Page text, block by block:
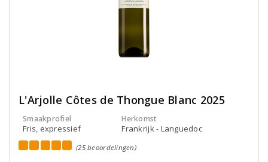
L'Arjolle Côtes de Thongue Blanc 2025
Smaakprofiel
Fris, expressief
Herkomst
Frankrijk - Languedoc
(25 beoordelingen)